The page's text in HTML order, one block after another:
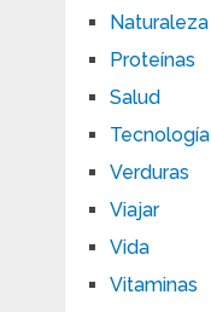
Naturaleza
Proteínas
Salud
Tecnología
Verduras
Viajar
Vida
Vitaminas